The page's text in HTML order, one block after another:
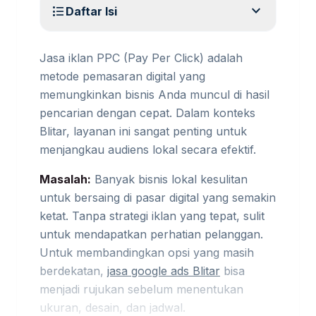
format_list_bulleted Daftar Isi expand_more
Jasa iklan PPC (Pay Per Click) adalah
metode pemasaran digital yang
memungkinkan bisnis Anda muncul di hasil
pencarian dengan cepat. Dalam konteks
Blitar, layanan ini sangat penting untuk
menjangkau audiens lokal secara efektif.
Masalah: Banyak bisnis lokal kesulitan
untuk bersaing di pasar digital yang semakin
ketat. Tanpa strategi iklan yang tepat, sulit
untuk mendapatkan perhatian pelanggan.
Untuk membandingkan opsi yang masih
berdekatan, jasa google ads Blitar bisa
menjadi rujukan sebelum menentukan
ukuran, desain, dan jadwal.